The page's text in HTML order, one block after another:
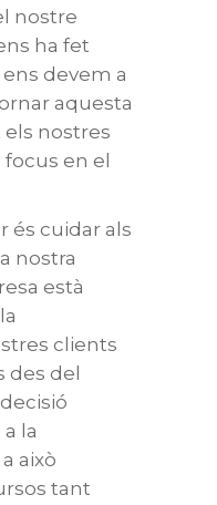
nostre
ha fet
devem a
aquesta
nostres
en el
és cuidar als
nostra
està
clients
des del
la
això
tant